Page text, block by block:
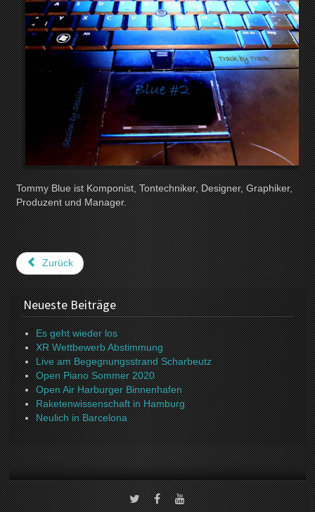
Tommy Blue ist Komponist, Tontechniker, Designer, Graphiker,
Produzent und Manager.
Zurück
Neueste Beiträge
Es geht wieder los
XR Wettbewerb Abstimmung
Live am Begegnungsstrand Scharbeutz
Open Piano Sommer 2020
Open Air Harburger Binnenhafen
Raketenwissenschaft in Hamburg
Neulich in Barcelona